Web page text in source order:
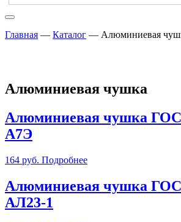
Главная — Каталог — Алюминиевая
Алюминиевая чушка
Алюминиевая чушка
А7Э
164 руб. Подробнее
Алюминиевая чушка
АЛ23-1